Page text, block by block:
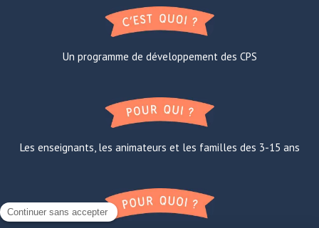
Un programme de développement des CPS
Les enseignants, les animateurs et les familles des 3-15 ans